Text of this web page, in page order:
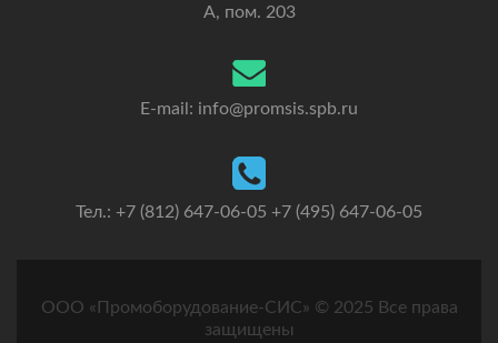
А, пом. 203
E-mail: info@promsis.spb.ru
Тел.: +7 (812) 647-06-05 +7 (495) 647-06-05
ООО «Промоборудование-СИС» © 2025 Все права
защищены